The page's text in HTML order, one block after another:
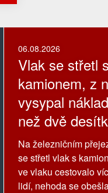
06.08.2026
Vlak se střetl s
kamionem, z
vysypal
než dvě
cestujících
zranění
Na železničním
se střetl vlak s
ve vlaku cestovalo
lidí, nehoda se